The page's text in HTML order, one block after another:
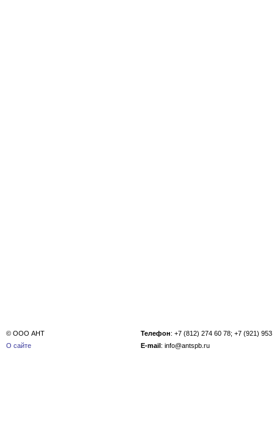
© ООО АНТ
О сайте
Телефон: +7 (812) 274 60 78; +7 (921) 953
E-mail: info@antspb.ru